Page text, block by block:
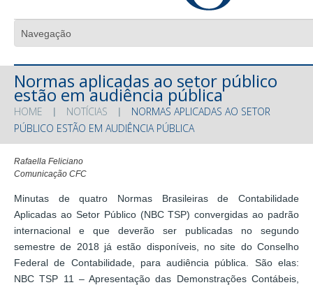
Normas aplicadas ao setor público
estão em audiência pública
HOME NOTÍCIAS
NORMAS APLICADAS AO SETOR
PÚBLICO ESTÃO EM AUDIÊNCIA PÚBLICA
Rafaella Feliciano
Comunicação CFC
Minutas de quatro Normas Brasileiras de Contabilidade
Aplicadas ao Setor Público (NBC TSP) convergidas ao padrão
internacional e que deverão ser publicadas no segundo
semestre de 2018 já estão disponíveis, no site do Conselho
Federal de Contabilidade, para audiência pública. São elas:
NBC TSP 11 – Apresentação das Demonstrações Contábeis,